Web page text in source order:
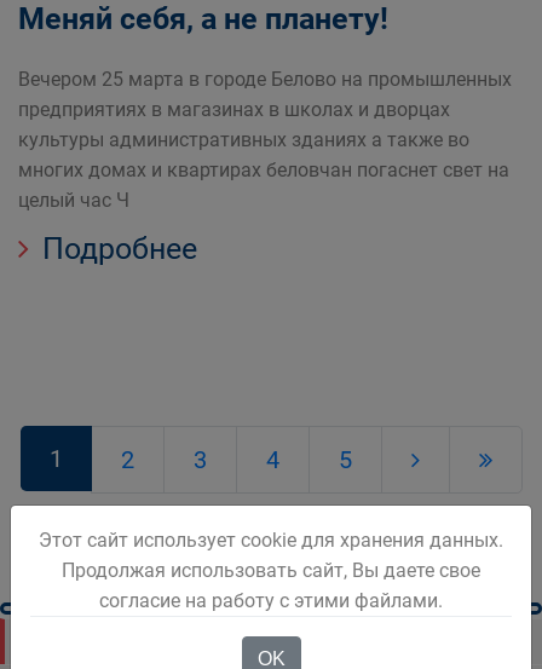
Меняй себя, а не планету!
Вечером 25 марта в городе Белово на промышленных
предприятиях в магазинах в школах и дворцах
культуры административных зданиях а также во
многих домах и квартирах беловчан погаснет свет на
целый час Ч
Подробнее
1 2 3 4 5
Этот сайт использует cookie для хранения данных.
Продолжая использовать сайт, Вы даете свое
согласие на работу с этими файлами.
OK